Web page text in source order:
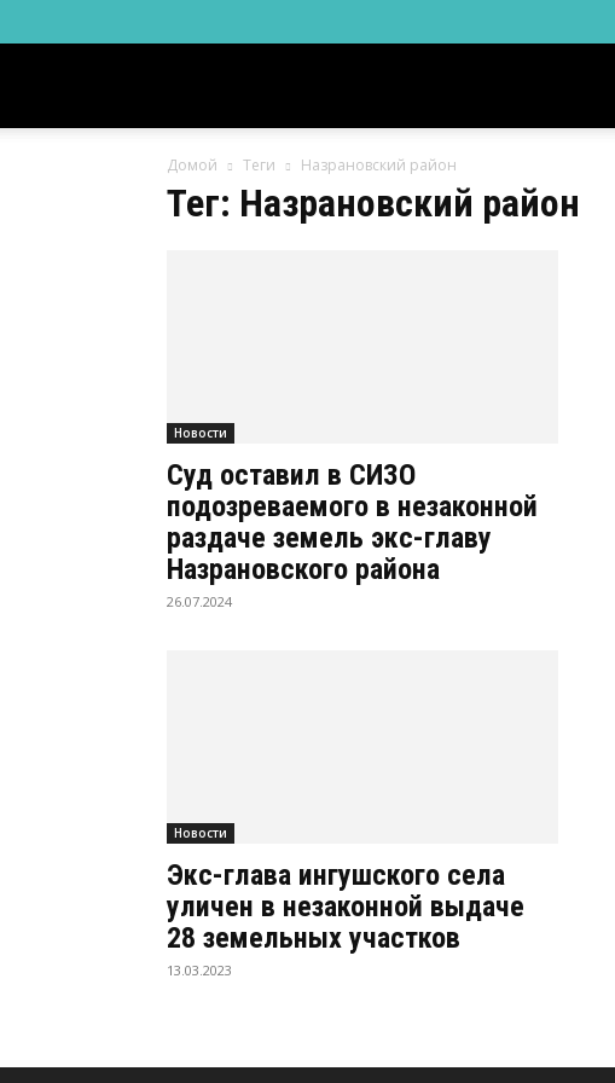
ИнгушетииДомой Теги Назрановский район
Тег: Назрановский район
Новости
Суд оставил в СИЗО
подозреваемого в незаконной
раздаче земель экс-главу
Назрановского района
26.07.2024
Новости
Экс-глава ингушского села
уличен в незаконной выдаче
28 земельных участков
13.03.2023